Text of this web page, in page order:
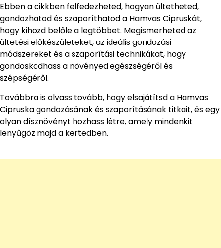
Ebben a cikkben felfedezheted, hogyan ültetheted,
gondozhatod és szaporíthatod a Hamvas Cipruskát,
hogy kihozd belőle a legtöbbet. Megismerheted az
ültetési előkészületeket, az ideális gondozási
módszereket és a szaporítási technikákat, hogy
gondoskodhass a növényed egészségéről és
szépségéről.
Továbbra is olvass tovább, hogy elsajátítsd a Hamvas
Cipruska gondozásának és szaporításának titkait, és egy
olyan dísznövényt hozhass létre, amely mindenkit
lenyűgöz majd a kertedben.